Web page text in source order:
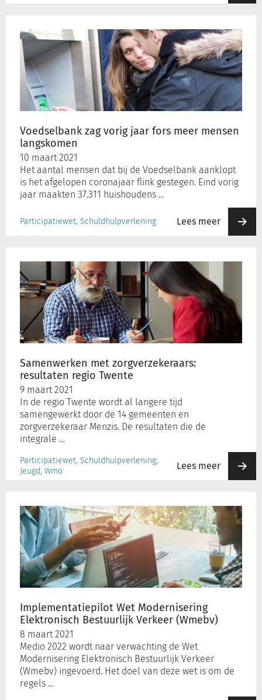
Voedselbank zag vorig jaar fors meer mensen
langskomen
10 maart 2021
Het aantal mensen dat bij de Voedselbank aanklopt
is het afgelopen coronajaar flink gestegen. Eind vorig
jaar maakten 37.311 huishoudens …
Participatiewet, Schuldhulpverlening Lees meer
zag
vorig
jaar
meer
mensen
langskomen
Samenwerken met zorgverzekeraars:
resultaten regio Twente
9 maart 2021
In de regio Twente wordt al langere tijd
samengewerkt door de 14 gemeenten en
zorgverzekeraar Menzis. De resultaten die de
integrale …
Participatiewet, Schuldhulpverlening,
Jeugd, Wmo
Lees meer
met
zorgverzekeraars:
resultaten
Twente
Implementatiepilot Wet Modernisering
Elektronisch Bestuurlijk Verkeer (Wmebv)
8 maart 2021
Medio 2022 wordt naar verwachting de Wet
Modernisering Elektronisch Bestuurlijk Verkeer
(Wmebv) ingevoerd. Het doel van deze wet is om de
regels …
Wet
Modernisering
Elektronisch
Bestuurlijk
Verkeer
(Wmebv)